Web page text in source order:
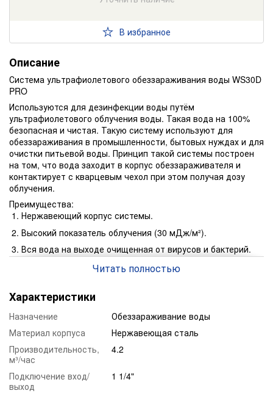
В избранное
Описание
Система ультрафиолетового обеззараживания воды WS30D
PRO
Используются для дезинфекции воды путём
ультрафиолетового облучения воды. Такая вода на 100%
безопасная и чистая. Такую систему используют для
обеззараживания в промышленности, бытовых нуждах и для
очистки питьевой воды. Принцип такой системы построен
на том, что вода заходит в корпус обеззараживателя и
контактирует с кварцевым чехол при этом получая дозу
облучения.
Преимущества:
Нержавеющий корпус системы.
Высокий показатель облучения (30 мДж/м²).
Вся вода на выходе очищенная от вирусов и бактерий.
Система не требует дополнительных реагентов и затрат.
излучателя до 9000 часов.
Система имеет следующие комплектацию:
Реактор.
Излучатель (бактерицидная лампа).
Кварцевый чехол (установлен в реакторе).
Блок управления.
Провод защитного заземления.
Читать полностью
Характеристики
Назначение
Обеззараживание воды
Материал корпуса
Нержавеющая сталь
Производительность,
м³/час
4.2
Подключение вход/
выход
1 1/4"